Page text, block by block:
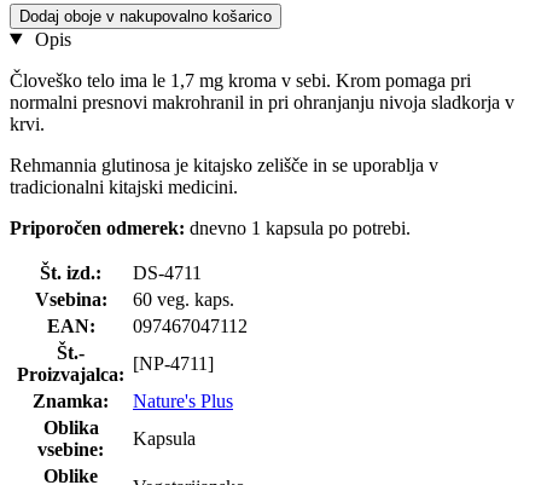
Dodaj oboje v nakupovalno košarico
Opis
Človeško telo ima le 1,7 mg kroma v sebi. Krom pomaga pri
normalni presnovi makrohranil in pri ohranjanju nivoja sladkorja v
krvi.
Rehmannia glutinosa je kitajsko zelišče in se uporablja v
tradicionalni kitajski medicini.
Priporočen odmerek: dnevno 1 kapsula po potrebi.
Št. izd.:
DS-4711
Vsebina:
60 veg. kaps.
EAN:
097467047112
Št.-
Proizvajalca:
[NP-4711]
Znamka:
Nature's Plus
Oblika
vsebine:
Kapsula
Oblike